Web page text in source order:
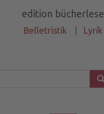
edition bücherlese
Belletristik Lyrik